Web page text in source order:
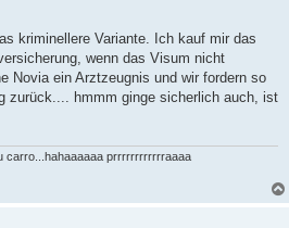
kriminellere Variante. Ich kauf mir das
wenn das Visum nicht
Novia ein Arztzeugnis und wir fordern so
zurück.... hmmm ginge sicherlich auch, ist
carro...hahaaaaaa prrrrrrrrrrrraaaa